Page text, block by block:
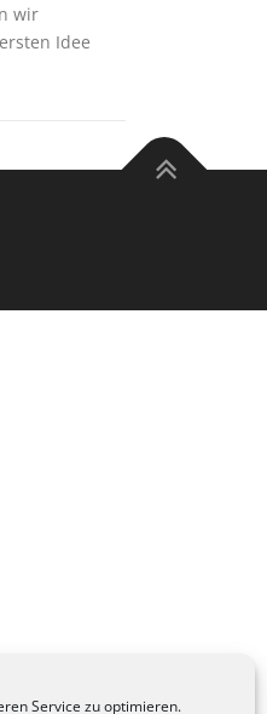
Service zu optimieren.
wir
Idee